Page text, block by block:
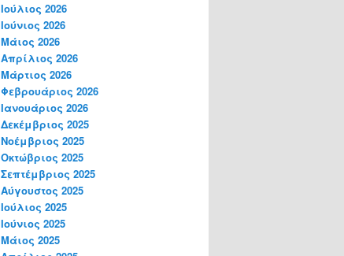
Ιούλιος 2026
Ιούνιος 2026
Μάιος 2026
Απρίλιος 2026
Μάρτιος 2026
Φεβρουάριος 2026
Ιανουάριος 2026
Δεκέμβριος 2025
Νοέμβριος 2025
Οκτώβριος 2025
Σεπτέμβριος 2025
Αύγουστος 2025
Ιούλιος 2025
Ιούνιος 2025
Μάιος 2025